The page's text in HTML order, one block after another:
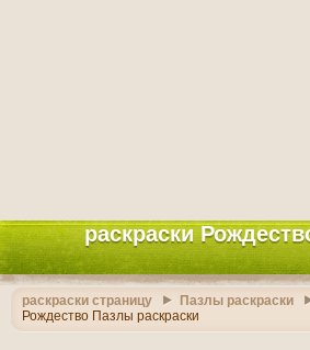
раскраски
раскраски страницу
Пазлы раскраски
Рождество Пазлы раскраски